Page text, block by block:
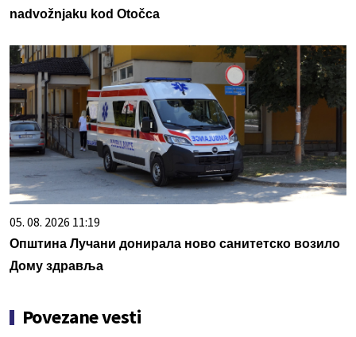
nadvožnjaku kod Otočca
05. 08. 2026 11:19
Општина Лучани донирала ново санитетско возило
Дому здравља
Povezane vesti